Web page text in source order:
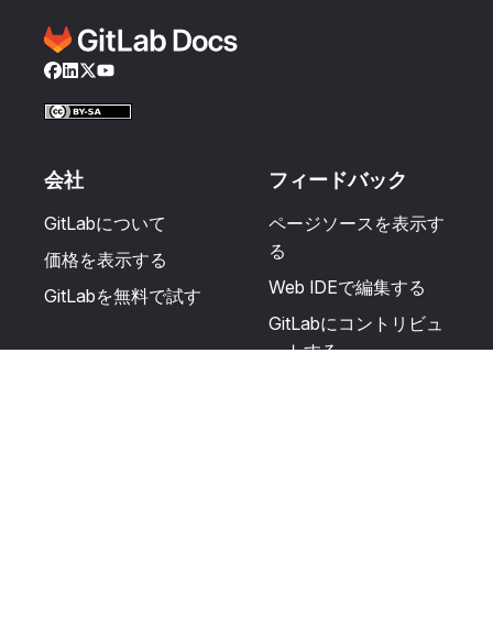
Facebook
LinkedIn
Twitter
YouTube
会社
GitLabについて
価格を表示する
GitLabを無料で試す
フィードバック
ページソースを表示す
る
Web IDEで編集する
GitLabにコントリビュ
ートする